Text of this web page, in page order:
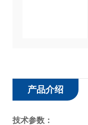
产品介绍
技术参数：